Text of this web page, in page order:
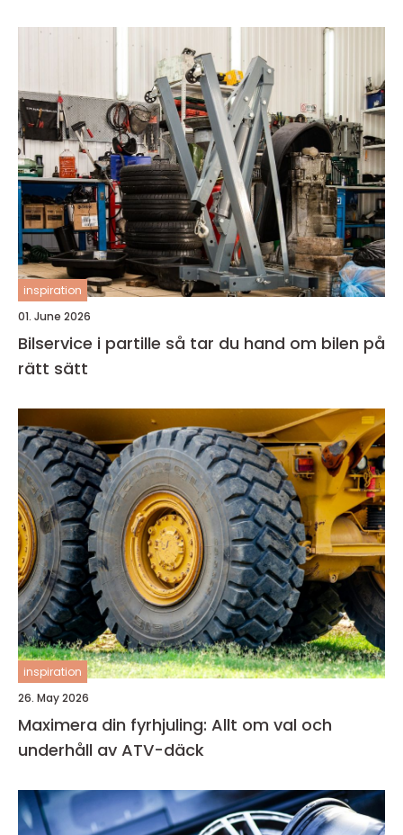
inspiration
01. June 2026
Bilservice i partille så tar du hand om bilen på
rätt sätt
inspiration
26. May 2026
Maximera din fyrhjuling: Allt om val och
underhåll av ATV-däck